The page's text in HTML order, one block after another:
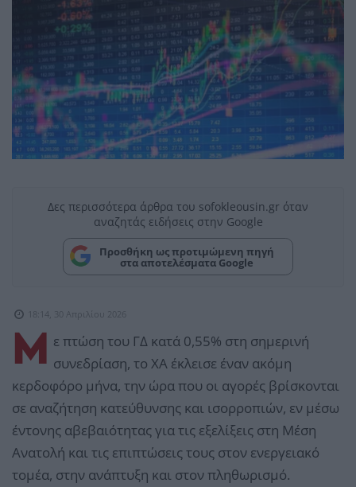
Δες περισσότερα άρθρα του sofokleousin.gr όταν
αναζητάς ειδήσεις στην Google
Προσθήκη ως προτιμώμενη πηγή
στα αποτελέσματα Google
18:14, 30 Απριλίου 2026
Μ
ε πτώση του ΓΔ κατά 0,55% στη σημερινή
συνεδρίαση, το ΧΑ έκλεισε έναν ακόμη
κερδοφόρο μήνα, την ώρα που οι αγορές βρίσκονται
σε αναζήτηση κατεύθυνσης και ισορροπιών, εν μέσω
έντονης αβεβαιότητας για τις εξελίξεις στη Μέση
Ανατολή και τις επιπτώσεις τους στον ενεργειακό
τομέα, στην ανάπτυξη και στον πληθωρισμό.